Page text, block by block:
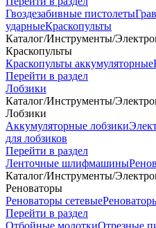
Гвоздезабивные пистолеты
ударныеКраскопульты
Каталог/Инструменты/
Краскопульты
Краскопульты аккумуляторные
Перейти в раздел
Лобзики
Каталог/Инструменты/
Лобзики
Аккумуляторные лобзики
для лобзиков
Перейти в раздел
Ленточные шлифмашины
Каталог/Инструменты/
Реноваторы
Реноваторы сетевые
Перейти в раздел
Отбойные молоткиОтрезные